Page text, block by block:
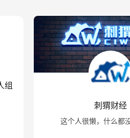
组
刺猬财经
这个人很懒，什么都